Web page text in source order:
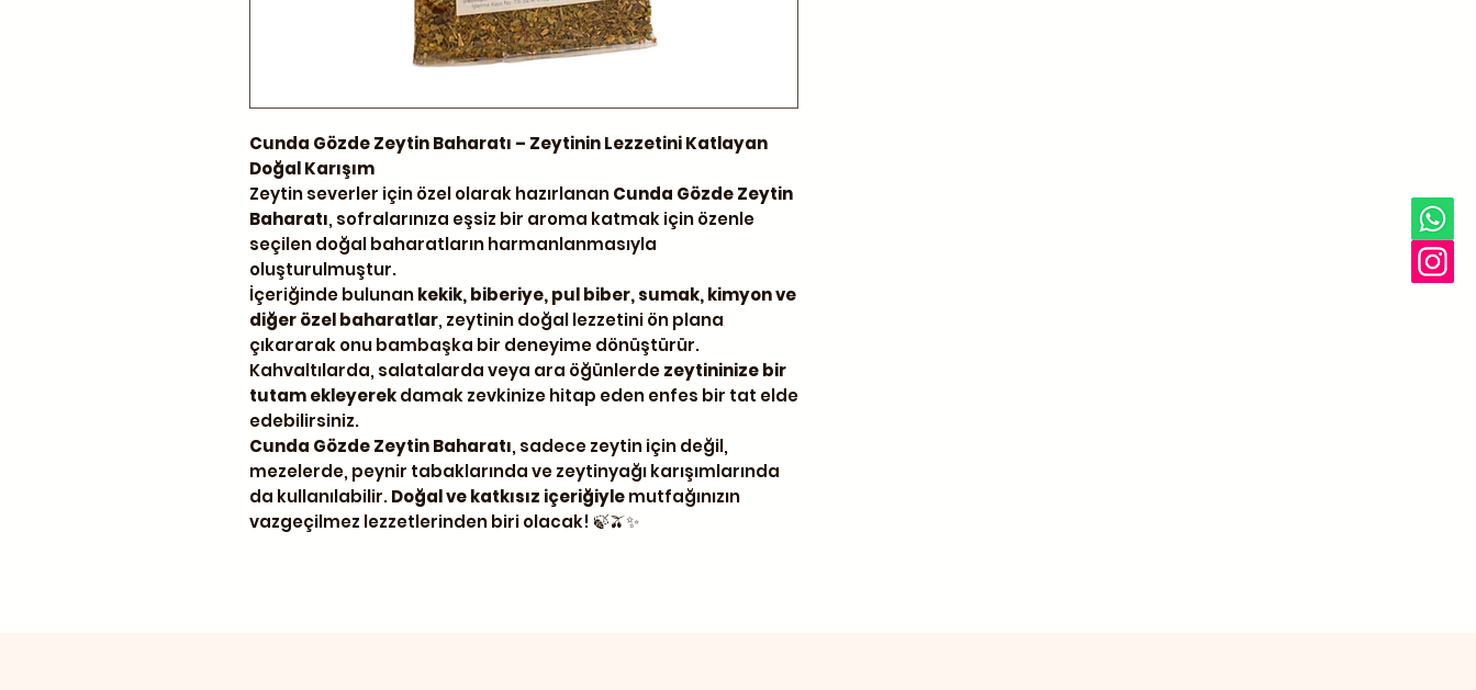
Cunda Gözde Zeytin Baharatı – Zeytinin Lezzetini Katlayan
Doğal Karışım
Zeytin severler için özel olarak hazırlananCunda Gözde Zeytin
Baharatı, sofralarınıza eşsiz bir aroma katmak için özenle
seçilen doğal baharatların harmanlanmasıyla
oluşturulmuştur.
İçeriğinde bulunankekik, biberiye, pul biber, sumak, kimyon ve
diğer özel baharatlar, zeytinin doğal lezzetini ön plana
çıkararak onu bambaşka bir deneyime dönüştürür.
Kahvaltılarda, salatalarda veya ara öğünlerdezeytininize bir
tutam ekleyerekdamak zevkinize hitap eden enfes bir tat elde
edebilirsiniz.
Cunda Gözde Zeytin Baharatı, sadece zeytin için değil,
mezelerde, peynir tabaklarında ve zeytinyağı karışımlarında
da kullanılabilir.Doğal ve katkısız içeriğiylemutfağınızın
vazgeçilmez lezzetlerinden biri olacak! 🍃🫒✨